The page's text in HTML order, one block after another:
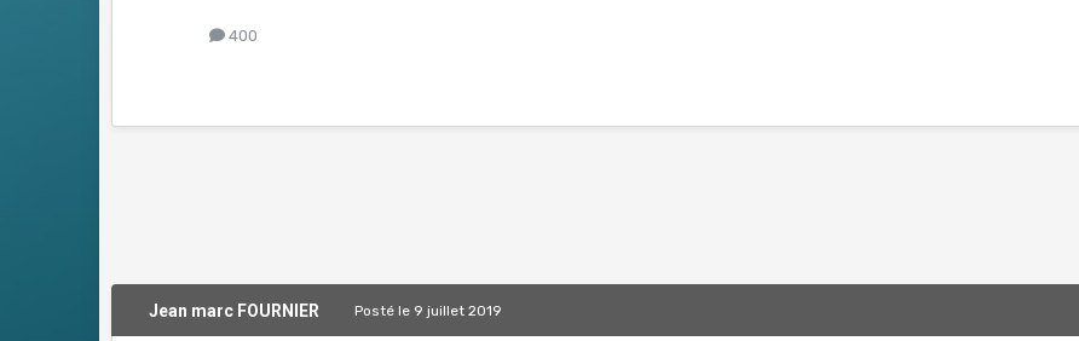
400
Jean marc FOURNIER Postéle 9 juillet 2019